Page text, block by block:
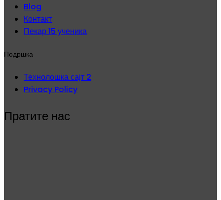
Blog
Контакт
Пекар 15 ученика
Подршка
Технолошка сајт 2
Privacy Policy
Пратите нас